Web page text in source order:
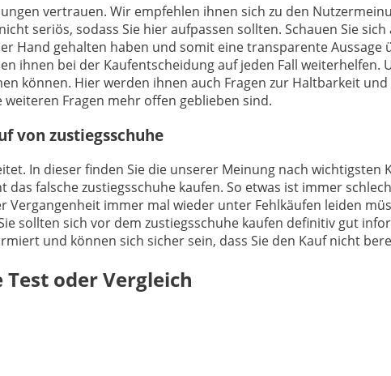
vertrauen. Wir empfehlen ihnen sich zu den
seriös, sodass Sie hier aufpassen sollten. Schauen Sie
Hand gehalten haben und somit eine transparente
ihnen bei der Kaufentscheidung auf jeden Fall weiterhelfen.
können. Hier werden ihnen auch Fragen zur Haltbarkeit
Fragen mehr offen geblieben sind.
von zustiegsschuhe
In dieser finden Sie die unserer Meinung nach wichtigsten
falsche zustiegsschuhe kaufen. So etwas ist immer
Vergangenheit immer mal wieder unter Fehlkäufen leiden
sollten sich vor dem zustiegsschuhe kaufen definitiv gut
und können sich sicher sein, dass Sie den Kauf nicht
Test oder Vergleich